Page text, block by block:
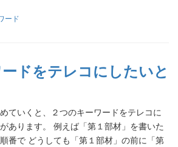
ード
ドをテレコにしたいと
ていくと、２つのキーワードをテレコに
あります。 例えば「第１部材」を書いた
番で どうしても「第１部材」の前に「第